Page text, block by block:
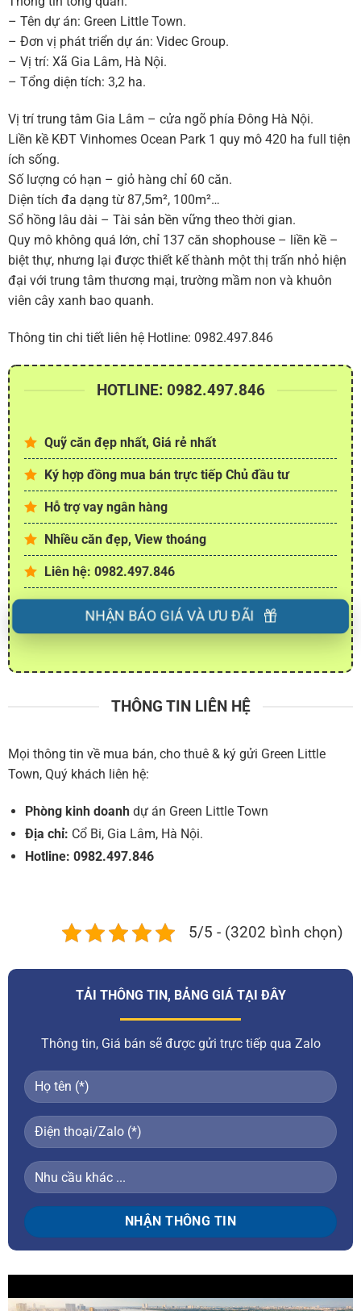
– Tên dự án: Green Little Town.
– Đơn vị phát triển dự án: Videc Group.
– Vị trí: Xã Gia Lâm, Hà Nội.
– Tổng diện tích: 3,2 ha.
Vị trí trung tâm Gia Lâm – cửa ngõ phía Đông Hà Nội.
Liền kề KĐT Vinhomes Ocean Park 1 quy mô 420 ha full tiện
ích sống.
Số lượng có hạn – giỏ hàng chỉ 60 căn.
Diện tích đa dạng từ 87,5m², 100m²…
Sổ hồng lâu dài – Tài sản bền vững theo thời gian.
Quy mô không quá lớn, chỉ 137 căn shophouse – liền kề –
biệt thự, nhưng lại được thiết kế thành một thị trấn nhỏ hiện
đại với trung tâm thương mại, trường mầm non và khuôn
viên cây xanh bao quanh.
Thông tin chi tiết liên hệ Hotline: 0982.497.846
HOTLINE: 0982.497.846
Quỹ căn đẹp nhất, Giá rẻ nhất
Ký hợp đồng mua bán trực tiếp Chủ đầu tư
Hỗ trợ vay ngân hàng
Nhiều căn đẹp, View thoáng
Liên hệ: 0982.497.846
NHẬN BÁO GIÁ VÀ ƯU ĐÃI
THÔNG TIN LIÊN HỆ
Mọi thông tin về mua bán, cho thuê & ký gửi Green Little
Town, Quý khách liên hệ:
Phòng kinh doanhdự án Green Little Town
Địa chỉ: Cổ Bi, Gia Lâm, Hà Nội.
Hotline: 0982.497.846
5/5 - (3202 bình chọn)
TẢI THÔNG TIN, BẢNG GIÁ TẠI ĐÂY
Thông tin, Giá bán sẽ được gửi trực tiếp qua Zalo